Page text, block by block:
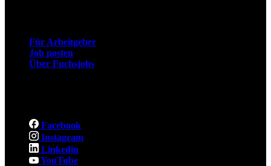
Für Arbeitgeber
Job posten
Über Fuchsjobs
Facebook
Instagram
Linkedin
YouTube